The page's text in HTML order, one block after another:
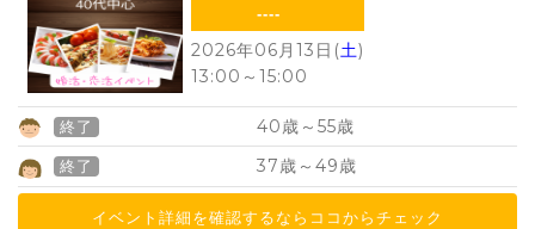
----
2026年06月13日(土)
13:00 ～ 15:00
終了 40歳～ 55歳
終了 37歳～ 49歳
イベント詳細を確認するならココからチェック